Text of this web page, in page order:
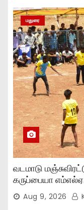
மதுரை
வடமாடு
கருப்பையா
Aug 9, 2026